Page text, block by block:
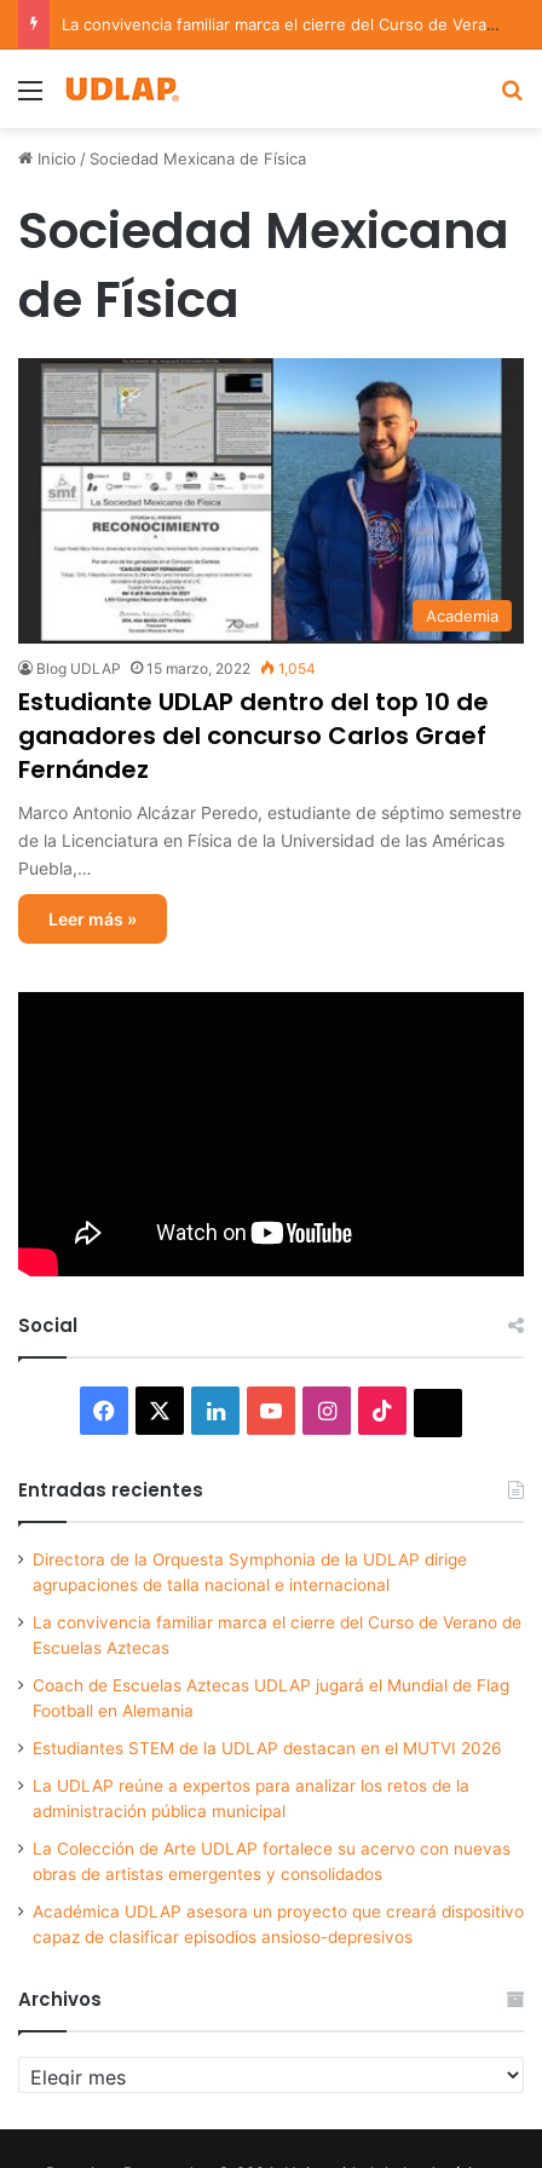
La convivencia familiar marca el cierre del Curso de Verano de Escuelas Aztecas
Menu
Inicio / Sociedad Mexicana de Física
Sociedad Mexicana
de Física
Academia
Blog UDLAP 15 marzo, 2022 1,054
Estudiante UDLAP dentro del top 10 de
ganadores del concurso Carlos Graef
Fernández
Marco Antonio Alcázar Peredo, estudiante de séptimo semestre
de la Licenciatura en Física de la Universidad de las Américas
Puebla,…
Leer más »
Social
Facebook LinkedInYouTubeInstagram
Entradas recientes
Directora de la Orquesta Symphonia de la UDLAP dirige
agrupaciones de talla nacional e internacional
La convivencia familiar marca el cierre del Curso de Verano de
Escuelas Aztecas
Coach de Escuelas Aztecas UDLAP jugará el Mundial de Flag
Football en Alemania
Estudiantes STEM de la UDLAP destacan en el MUTVI 2026
La UDLAP reúne a expertos para analizar los retos de la
administración pública municipal
La Colección de Arte UDLAP fortalece su acervo con nuevas
obras de artistas emergentes y consolidados
Académica UDLAP asesora un proyecto que creará dispositivo
capaz de clasificar episodios ansioso-depresivos
Archivos
Archivos